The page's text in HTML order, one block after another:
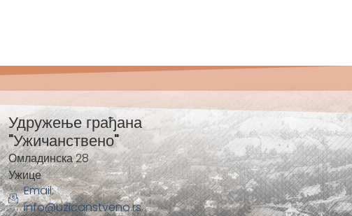
Удружење грађана
"Ужичанствено"
Омладинска 28
Ужице
Email:
info@uzicanstveno.rs